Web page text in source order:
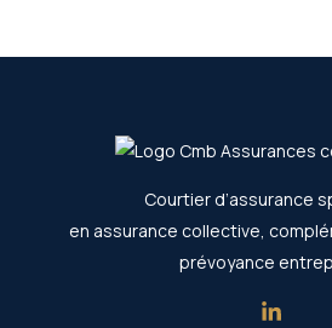
Courtier d’assurance
en assurance collective,
prévoyance